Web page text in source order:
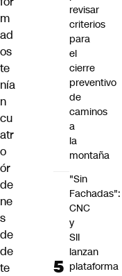
m
ad
os
te
nía
n
cu
atr
o
ór
de
ne
s
de
de
te
revisar
criterios
para
el
cierre
preventivo
de
caminos
a
la
montaña
"Sin
Fachadas":
CNC
y
SII
lanzan
plataforma